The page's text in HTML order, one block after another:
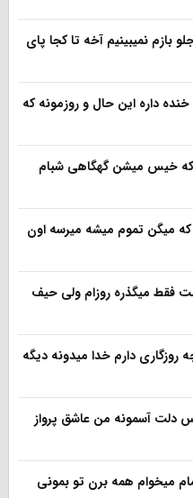
بازم نمیبینیم آخه تا کجا پای
خنده داره این حال و روزمونه که
خیس میشن گهگاهی شبام
میگن تموم میشه میرسه اون
فقط میگذره روزام ولی حیف
روزگاری دارم خدا میدونه دیگه
دلت آسمونه من عاشق پرواز
میخوام همه برن تو بمونی